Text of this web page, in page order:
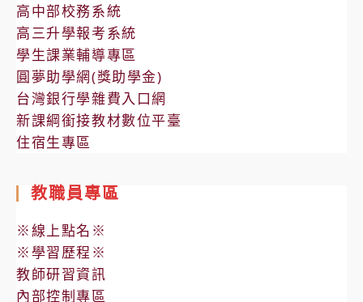
高中部校務系統
高三升學報考系統
學生課業輔導專區
圓夢助學網(獎助學金)
台灣銀行學雜費入口網
新課綱銜接教材數位平臺
住宿生專區
教職員專區
※線上點名※
※學習歷程※
教師研習資訊
內部控制專區